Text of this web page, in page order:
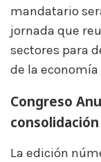
mandatario
jornada que
sectores para
de la
Congreso
La edición